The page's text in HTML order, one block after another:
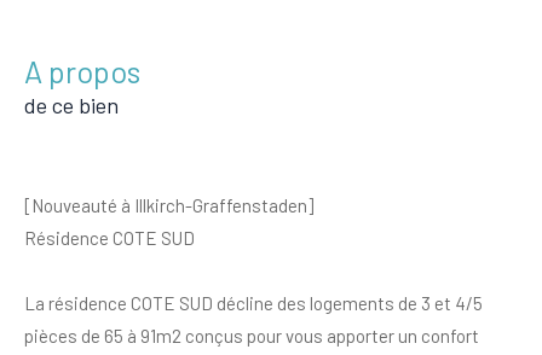
a propos
de ce bien
[Nouveauté à Illkirch-Graffenstaden]
Résidence COTE SUD
La résidence COTE SUD décline des logements de 3 et 4/5
pièces de 65 à 91m2 conçus pour vous apporter un confort